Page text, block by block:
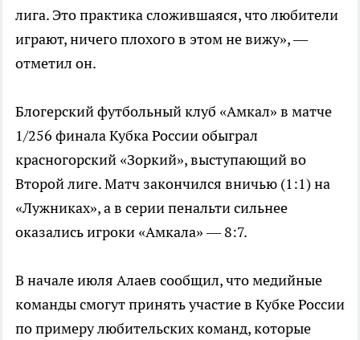
лига. Это практика сложившаяся, что любители
играют, ничего плохого в этом не вижу», —
отметил он.
Блогерский футбольный клуб «Амкал» в матче
1/256 финала Кубка России обыграл
красногорский «Зоркий», выступающий во
Второй лиге. Матч закончился вничью (1:1) на
«Лужниках», а в серии пенальти сильнее
оказались игроки «Амкала» — 8:7.
В начале июля Алаев сообщил, что медийные
команды смогут принять участие в Кубке России
по примеру любительских команд, которые